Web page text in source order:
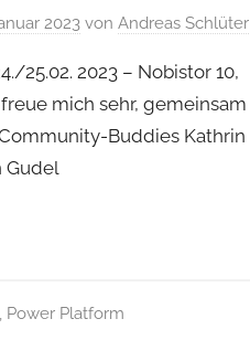
2023 vonAndreas Schlüter
25.02. 2023 – Nobistor 10,
mich sehr, gemeinsam
Buddies Kathrin
Gudel
Power Platform